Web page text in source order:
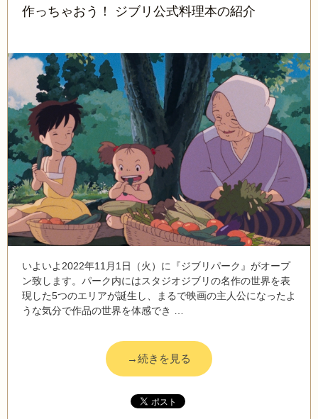
作っちゃおう！ ジブリ公式料理本の紹介
いよいよ2022年11月1日（火）に『ジブリパーク』がオープ
ン致します。パーク内にはスタジオジブリの名作の世界を表
現した5つのエリアが誕生し、まるで映画の主人公になったよ
うな気分で作品の世界を体感でき …
→続きを見る